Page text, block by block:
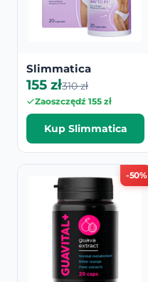
Slimmatica
155 zł310 zł
Zaoszczędź 155 zł
Kup Slimmatica
-50%